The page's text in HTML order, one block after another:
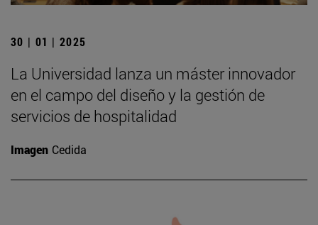
30 | 01 | 2025
La Universidad lanza un máster innovador
en el campo del diseño y la gestión de
servicios de hospitalidad
Imagen Cedida